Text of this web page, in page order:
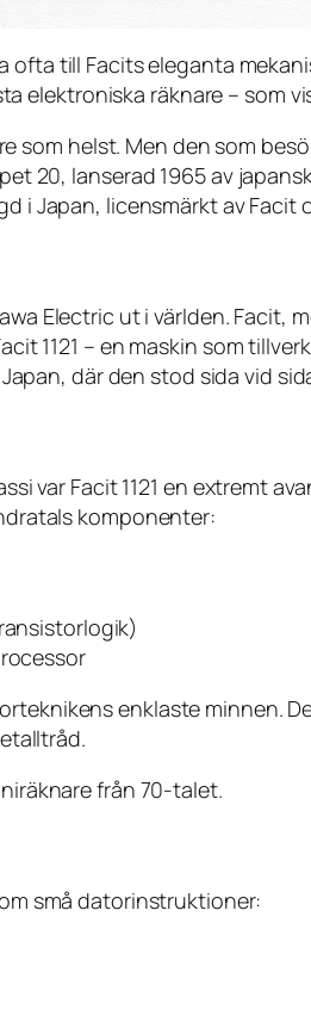
till Facits eleganta
elektroniska räknare – som
som helst. Men den som
20, lanserad 1965 av
i Japan, licensmärkt av
Electric ut i världen. Facit,
1121 – en maskin som
, där den stod sida vid
var Facit 1121 en extremt
komponenter:
enklaste minnen.
från 70-talet.
små datorinstruktioner: